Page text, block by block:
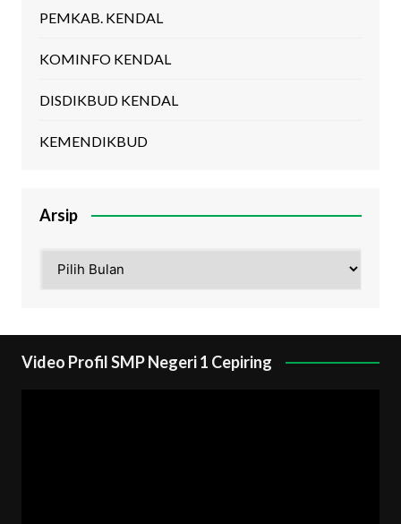
PEMKAB. KENDAL
KOMINFO KENDAL
DISDIKBUD KENDAL
KEMENDIKBUD
Arsip
Video Profil SMP Negeri 1 Cepiring